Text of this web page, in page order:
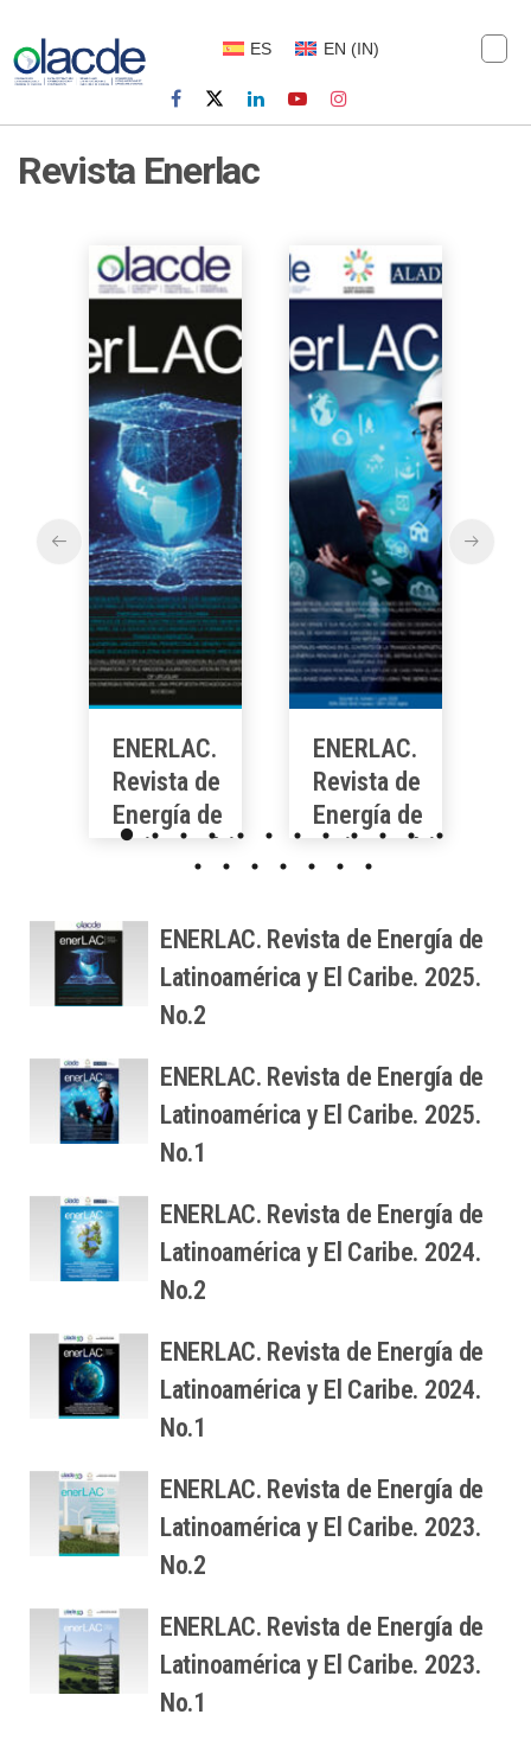
ES EN (IN)
Revista Enerlac
ENERLAC.
Revista de
Energía de
Latinoamérica
2025. No.2
Enero 16,
2026
ENERLAC.
Revista de
Energía de
Latinoamérica
Julio 2, 2025
ENERLAC. Revista de Energía de
Latinoamérica y El Caribe. 2025.
No.2
ENERLAC. Revista de Energía de
Latinoamérica y El Caribe. 2025.
No.1
ENERLAC. Revista de Energía de
Latinoamérica y El Caribe. 2024.
No.2
ENERLAC. Revista de Energía de
Latinoamérica y El Caribe. 2024.
No.1
ENERLAC. Revista de Energía de
Latinoamérica y El Caribe. 2023.
No.2
ENERLAC. Revista de Energía de
Latinoamérica y El Caribe. 2023.
No.1